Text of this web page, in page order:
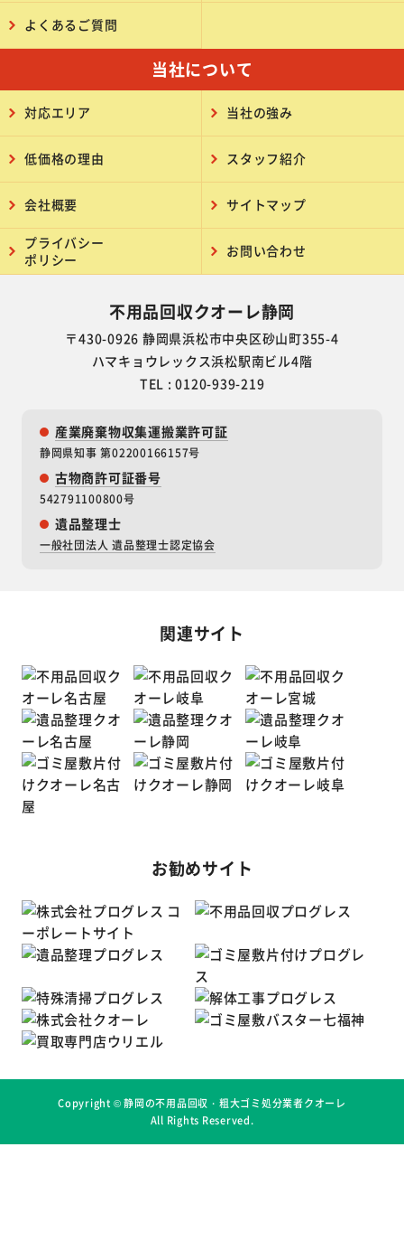
よくあるご質問
当社について
対応エリア 当社の強み
低価格の理由 スタッフ紹介
会社概要 サイトマップ
プライバシー
ポリシー
お問い合わせ
不用品回収クオーレ静岡
〒430-0926 静岡県浜松市中央区砂山町355-4
ハマキョウレックス浜松駅南ビル4階
TEL : 0120-939-219
産業廃棄物収集運搬業許可証
静岡県知事 第02200166157号
古物商許可証番号
542791100800号
遺品整理士
一般社団法人 遺品整理士認定協会
関連サイト
お勧めサイト
Copyright ©静岡の不用品回収・粗大ゴミ処分業者クオーレ
All Rights Reserved.